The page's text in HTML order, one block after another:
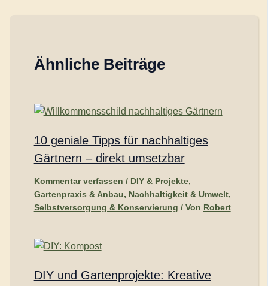
Ähnliche Beiträge
10 geniale Tipps für nachhaltiges
Gärtnern – direkt umsetzbar
Kommentar verfassen / DIY & Projekte,
Gartenpraxis & Anbau, Nachhaltigkeit & Umwelt,
Selbstversorgung & Konservierung / Von Robert
DIY und Gartenprojekte: Kreative